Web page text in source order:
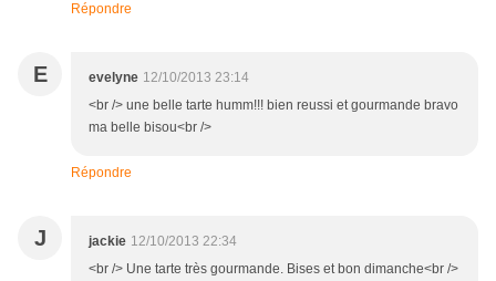
Répondre
E evelyne 12/10/2013 23:14
<br /> une belle tarte humm!!! bien reussi et gourmande bravo
ma belle bisou<br />
Répondre
J jackie 12/10/2013 22:34
<br /> Une tarte très gourmande. Bises et bon dimanche<br />